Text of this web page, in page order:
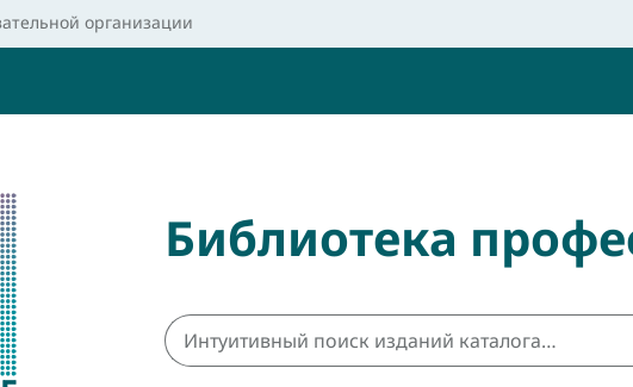
организации
Библиотека